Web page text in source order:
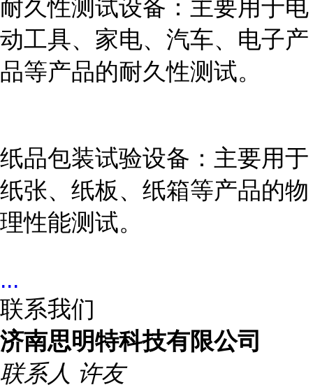
耐久性测试设备：主要用于电
动工具、家电、汽车、电子产
品等产品的耐久性测试。
纸品包装试验设备：主要用于
纸张、纸板、纸箱等产品的物
理性能测试。
...
联系我们
济南思明特科技有限公司
联系人 许友